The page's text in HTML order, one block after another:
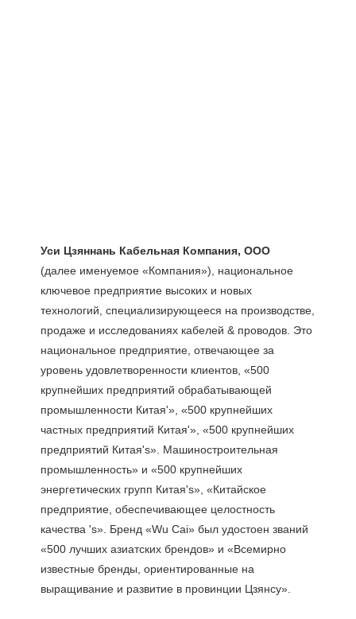
(далее именуемое «Компания»), национальное
ключевое предприятие высоких и новых
технологий, специализирующееся на производстве,
продаже и исследованиях кабелей & проводов. Это
национальное предприятие, отвечающее за
уровень удовлетворенности клиентов, «500
крупнейших предприятий обрабатывающей
промышленности Китая'», «500 крупнейших
частных предприятий Китая'», «500 крупнейших
предприятий Китая's». Машиностроительная
промышленность» и «500 крупнейших
энергетических групп Китая's», «Китайское
предприятие, обеспечивающее целостность
качества 's». Бренд «Wu Cai» был удостоен званий
«500 лучших азиатских брендов» и «Всемирно
известные бренды, ориентированные на